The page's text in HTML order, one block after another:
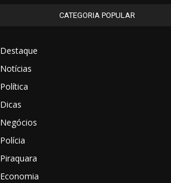
CATEGORIA POPULAR
Destaque
Notícias
Política
Dicas
Negócios
Polícia
Piraquara
Economia